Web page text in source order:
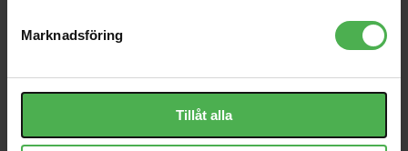
Marknadsföring
Tillåt alla
Produktbeskrivning